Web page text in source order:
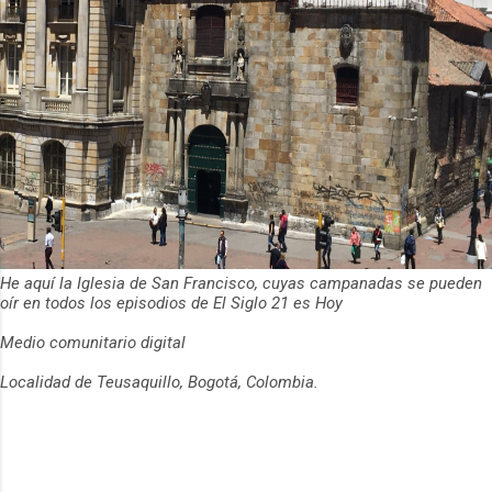
He aquí la Iglesia de San Francisco, cuyas campanadas se pueden
oír en todos los episodios de El Siglo 21 es Hoy
Medio comunitario digital
Localidad de Teusaquillo, Bogotá, Colombia.